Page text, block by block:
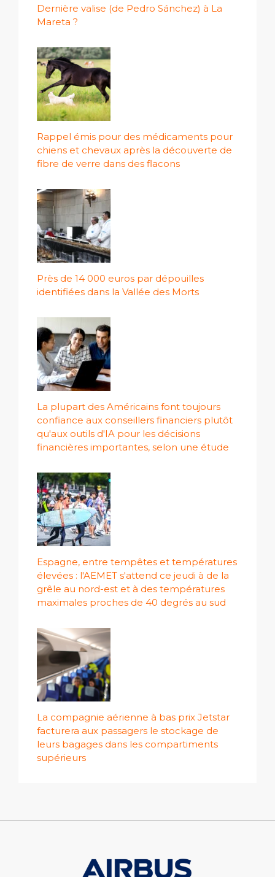
Dernière valise (de Pedro Sánchez) à La
Mareta ?
Rappel émis pour des médicaments pour
chiens et chevaux après la découverte de
fibre de verre dans des flacons
Près de 14 000 euros par dépouilles
identifiées dans la Vallée des Morts
La plupart des Américains font toujours
confiance aux conseillers financiers plutôt
qu'aux outils d'IA pour les décisions
financières importantes, selon une étude
Espagne, entre tempêtes et températures
élevées : l'AEMET s'attend ce jeudi à de la
grêle au nord-est et à des températures
maximales proches de 40 degrés au sud
La compagnie aérienne à bas prix Jetstar
facturera aux passagers le stockage de
leurs bagages dans les compartiments
supérieurs